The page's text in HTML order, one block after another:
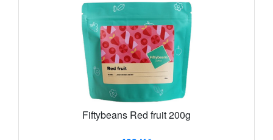
Fiftybeans Red fruit 200g